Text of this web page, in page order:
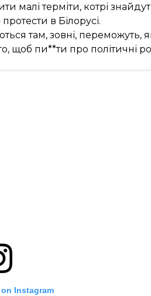
малі терміти, котрі
в Білорусі.
там, зовні, переможуть,
щоб пи**ти про політичні
Instagram